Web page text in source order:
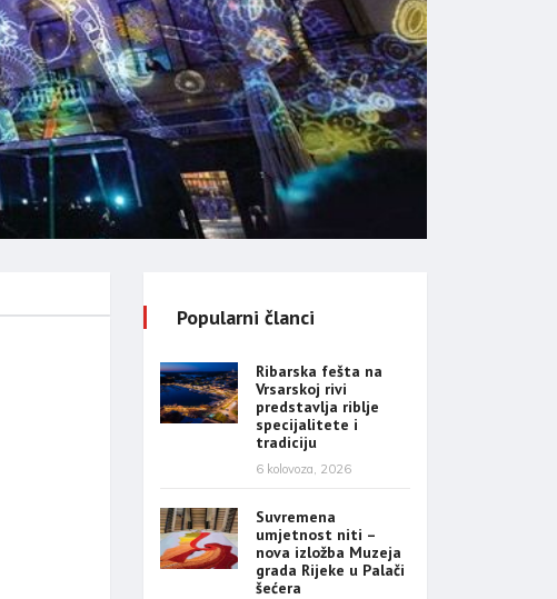
Popularni članci
Ribarska fešta na
Vrsarskoj rivi
predstavlja riblje
specijalitete i
tradiciju
6 kolovoza, 2026
Suvremena
umjetnost niti –
nova izložba Muzeja
grada Rijeke u Palači
šećera